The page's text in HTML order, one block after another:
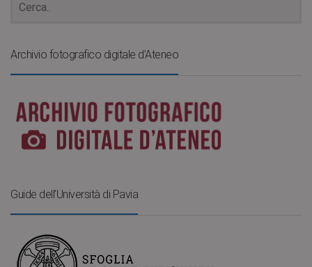
Archivio fotografico digitale d’Ateneo
Guide dell’Università di Pavia